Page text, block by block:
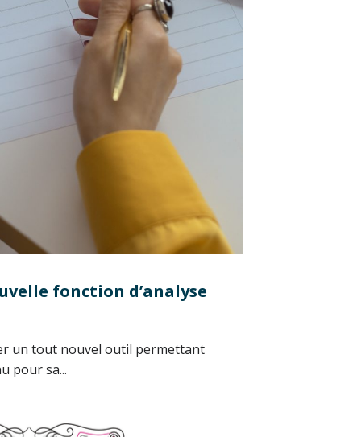
fonction d’analyse
un tout nouvel outil permettant
pour sa...